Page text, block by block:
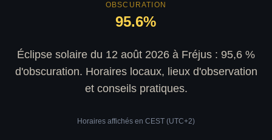
OBSCURATION
95.6%
Éclipse solaire du 12 août 2026 à Fréjus : 95,6 %
d'obscuration. Horaires locaux, lieux d'observation
et conseils pratiques.
Horaires affichés en CEST (UTC+2)